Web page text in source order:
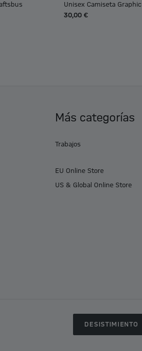
Unisex Camiseta Graphic
30,00 €
Más categorías
Trabajos
EU Online Store
US & Global Online Store
DESISTIMIENTO